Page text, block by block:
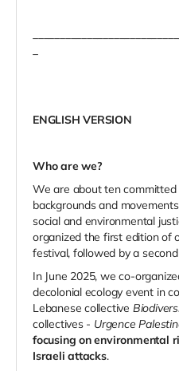
ENGLISH VERSION
Who are we?
We are about ten
backgrounds and
social and environmental
organized the first edition of
festival, followed by a
In June 2025, we co-
decolonial ecology event in
Lebanese collective
collectives - Urgence
focusing on environmental
Israeli attacks.